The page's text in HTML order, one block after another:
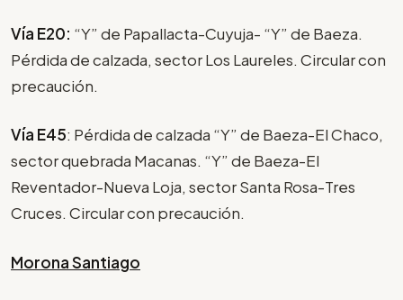
Vía E20: “Y” de Papallacta-Cuyuja- “Y” de Baeza.
Pérdida de calzada, sector Los Laureles. Circular con
precaución.
Vía E45: Pérdida de calzada “Y” de Baeza-El Chaco,
sector quebrada Macanas. “Y” de Baeza-El
Reventador-Nueva Loja, sector Santa Rosa-Tres
Cruces. Circular con precaución.
Morona Santiago